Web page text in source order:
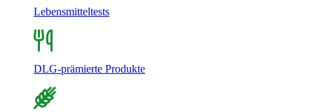
Lebensmitteltests
DLG-prämierte Produkte